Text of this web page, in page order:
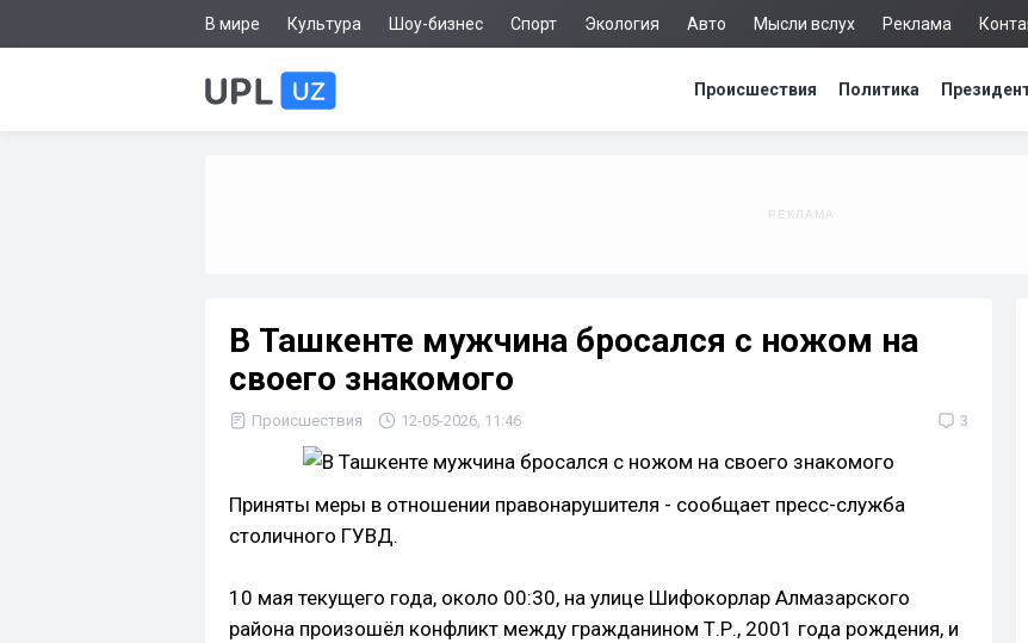
В мире Культура Шоу-бизнес Спорт Экология Авто Мысли вслух Реклама
Происшествия Политика
В Ташкенте мужчина бросался с ножом на
своего знакомого
Происшествия 12-05-2026, 11:46 3
Приняты меры в отношении правонарушителя - сообщает пресс-служба
столичного ГУВД.
10 мая текущего года, около 00:30, на улице Шифокорлар Алмазарского
района произошёл конфликт между гражданином Т.Р., 2001 года рождения, и